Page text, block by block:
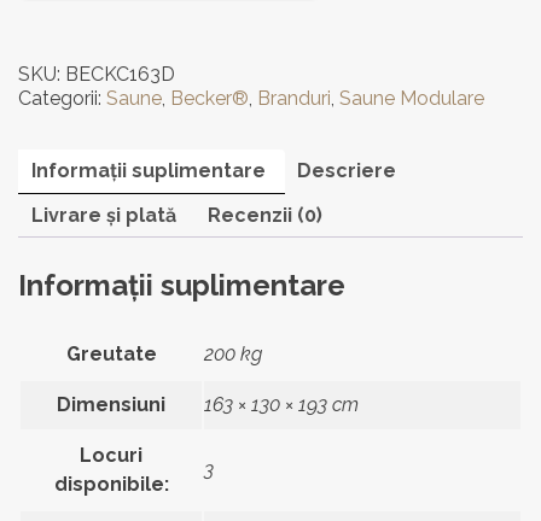
163
Dream
SKU: BECKC163D
Categorii: Saune Becker® Branduri Saune Modulare
Informații suplimentare
Descriere
Livrare și plată
Recenzii (0)
Informații suplimentare
Greutate 200 kg
Dimensiuni 163 × 130 × 193 cm
Locuri
disponibile:
3